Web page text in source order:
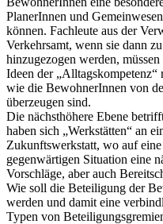
PlanerInnen und
können. Fachleute aus der
Verkehrsamt, wenn sie dann
hinzugezogen werden,
Ideen der
wie die BewohnerInnen von
überzeugen sind.
Die nächsthöhere Ebene
haben sich „Werkstätten“ an
Zukunftswerkstatt, wo auf
gegenwärtigen Situation eine
Vorschläge, aber auch
Wie soll die Beteiligung der
werden und damit eine
Typen von